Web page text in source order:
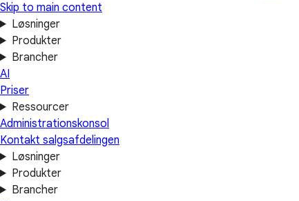
Skip to main content
Løsninger
Produkter
Brancher
AI
Priser
Ressourcer
Administrationskonsol
Kontakt salgsafdelingen
Løsninger
Produkter
Brancher